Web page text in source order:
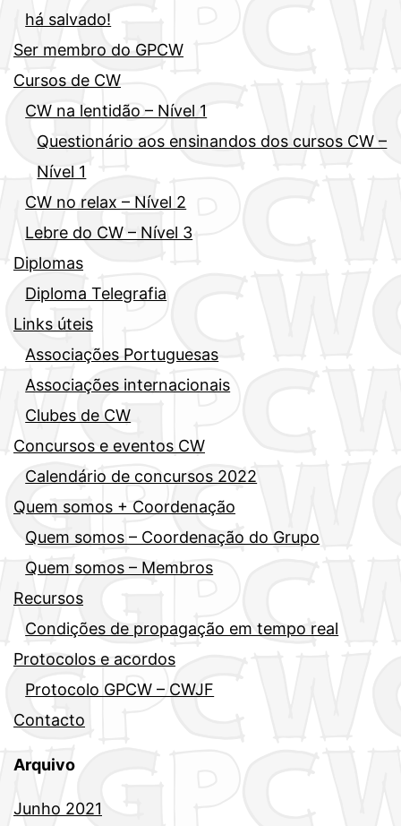
há salvado!
Ser membro do GPCW
Cursos de CW
CW na lentidão – Nível 1
Questionário aos ensinandos dos cursos CW –
Nível 1
CW no relax – Nível 2
Lebre do CW – Nível 3
Diplomas
Diploma Telegrafia
Links úteis
Associações Portuguesas
Associações internacionais
Clubes de CW
Concursos e eventos CW
Calendário de concursos 2022
Quem somos + Coordenação
Quem somos – Coordenação do Grupo
Quem somos – Membros
Recursos
Condições de propagação em tempo real
Protocolos e acordos
Protocolo GPCW – CWJF
Contacto
Arquivo
Junho 2021